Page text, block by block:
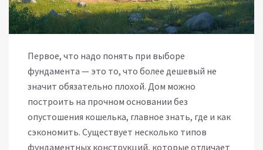
Первое, что надо понять при выборе
фундамента — это то, что более дешевый не
значит обязательно плохой. Дом можно
построить на прочном основании без
опустошения кошелька, главное знать, где и как
сэкономить. Существует несколько типов
фундаментных конструкций, которые отличает